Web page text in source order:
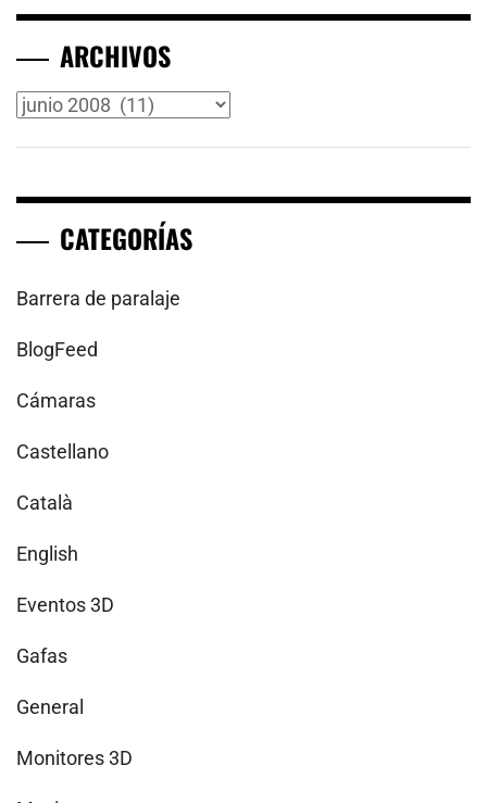
ARCHIVOS
Archivos
CATEGORÍAS
Barrera de paralaje
BlogFeed
Cámaras
Castellano
Català
English
Eventos 3D
Gafas
General
Monitores 3D